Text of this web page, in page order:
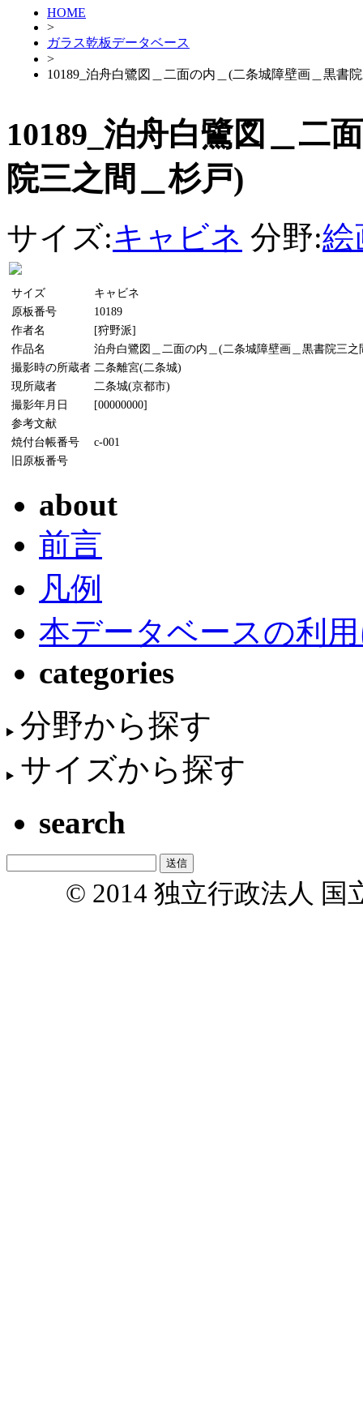
HOME
>
ガラス乾板データベース
>
10189_泊舟白鷺図＿二面の内＿(二条城障壁画＿黒書
10189_泊舟白鷺図＿二
院三之間＿杉戸)
サイズ:キャビネ 分野:絵
サイズ
キャビネ
原板番号
10189
作者名
[狩野派]
作品名
泊舟白鷺図＿二面の内＿(二条城障壁画＿黒書院三之
撮影時の所蔵者 二条離宮(二条城)
現所蔵者
二条城(京都市)
撮影年月日
[00000000]
参考文献
焼付台帳番号
c-001
旧原板番号
about
前言
凡例
本データベースの利
categories
分野から探す
サイズから探す
search
© 2014 独立行政法人 国